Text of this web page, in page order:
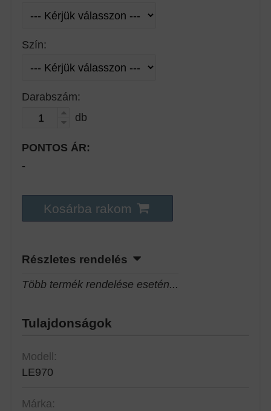
Szín:
Darabszám:
db
PONTOS ÁR:
-
Kosárba rakom
Részletes rendelés
Több termék rendelése esetén...
Tulajdonságok
Modell:
LE970
Márka: